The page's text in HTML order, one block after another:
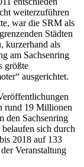
weiterzuführen
war die SRM als
Städten
kurzerhand als
am Sachsenring
größte
ausgerichtet.
rund 19 Millionen
den Sachsenring
sich durch
2018 auf 133
Veranstaltung